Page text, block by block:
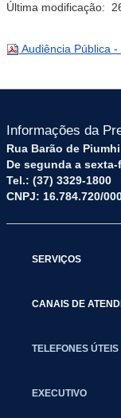
Última modificação:
Audiência Pública
Informações da
Rua Barão de
De segunda a
Tel.: (37) 3329-1800
CNPJ: 16.784.720/
SERVIÇOS
CANAIS DE
TELEFONES ÚTEIS
EXECUTIVO